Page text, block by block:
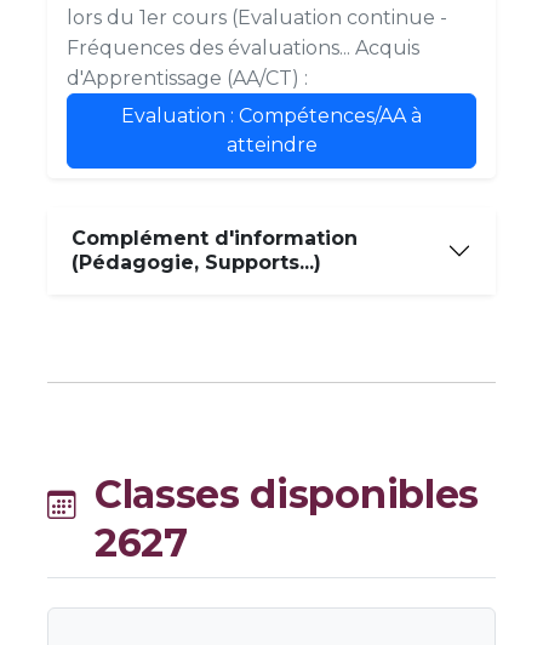
lors du 1er cours (Evaluation continue -
Fréquences des évaluations... Acquis
d'Apprentissage (AA/CT) :
Evaluation : Compétences/AA à
atteindre
Complément d'information
(Pédagogie, Supports...)
Classes disponibles
2627